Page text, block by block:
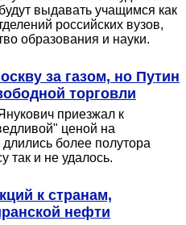
выдавать учащимся как
российских вузов,
образования и науки.
за газом, но Путин
торговли
приезжал к
ценой на
более полутора
так и не удалось.
к странам,
нефти